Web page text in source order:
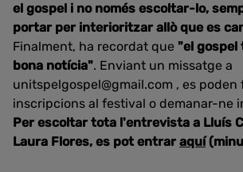
el gospel i no només escoltar-lo,
portar per interioritzar allò que es
Finalment, ha recordat que "el gospel
bona notícia". Enviant un missatge a
unitspelgospel@gmail.com , es poden
inscripcions al festival o demanar-ne
Per escoltar tota l'entrevista a Lluís
Laura Flores, es pot entrar aquí